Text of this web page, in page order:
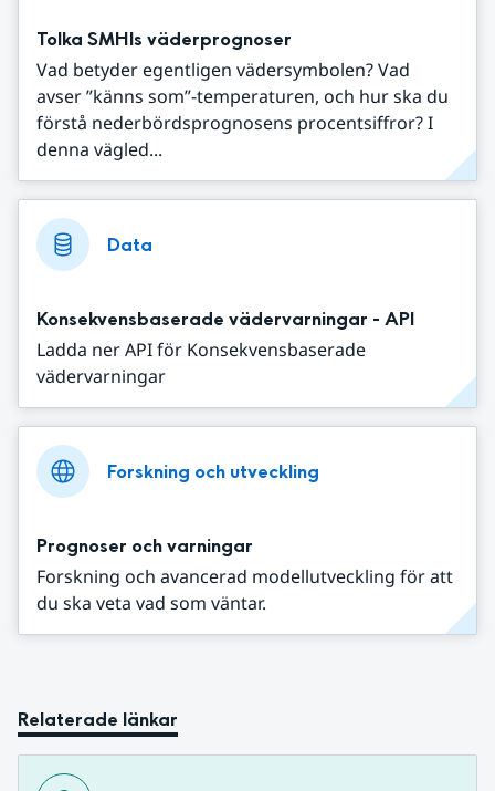
Tolka SMHIs väderprognoser
Vad betyder egentligen vädersymbolen? Vad
avser ”känns som”-temperaturen, och hur ska du
förstå nederbördsprognosens procentsiffror? I
denna vägled...
Data
Konsekvensbaserade vädervarningar - API
Ladda ner API för Konsekvensbaserade
vädervarningar
Forskning och utveckling
Prognoser och varningar
Forskning och avancerad modellutveckling för att
du ska veta vad som väntar.
Relaterade länkar